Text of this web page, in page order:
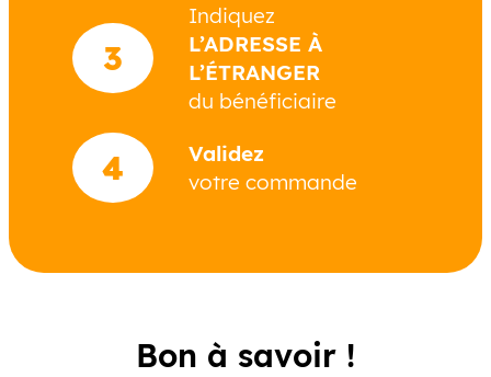
3
Indiquez
L’ADRESSE À
L’ÉTRANGER
du bénéficiaire
4
Validez
votre commande
Bon à savoir !